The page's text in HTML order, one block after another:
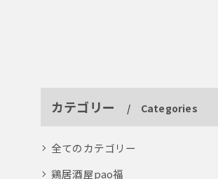
カテゴリー Categories
全てのカテゴリー
鶏居酒屋pao福